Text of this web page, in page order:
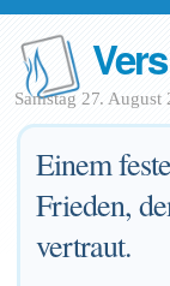
Samstag 27. August
Einem
Frieden,
vertraut.